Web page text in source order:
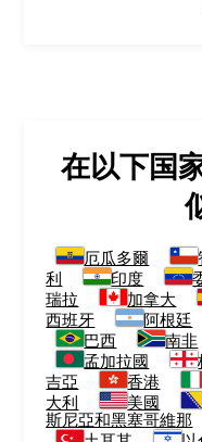
在以下国
厄瓜多爾
利
印度
瑞拉
加拿大
西班牙
阿根廷
巴西
南非
孟加拉國
吉亞
香港
大利
美國
斯尼亞和黑塞哥維那